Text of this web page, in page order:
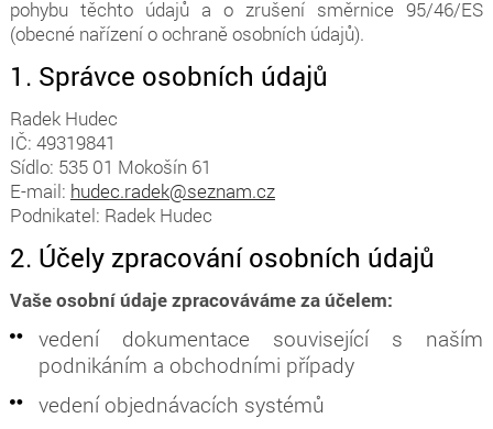
pohybu těchto údajů a o zrušení směrnice 95/46/ES
(obecné nařízení o ochraně osobních údajů).
1. Správce osobních údajů
Radek Hudec
IČ: 49319841
Sídlo: 535 01 Mokošín 61
E-mail: hudec.radek@seznam.cz
Podnikatel: Radek Hudec
2. Účely zpracování osobních údajů
Vaše osobní údaje zpracováváme za účelem:
vedení dokumentace související s naším
podnikáním a obchodními případy
vedení objednávacích systémů